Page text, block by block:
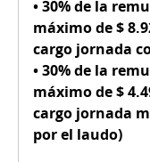
•30% de la
máximo de$
cargo jornada
•30% de la
máximo de$
cargo jornada
por el laudo)